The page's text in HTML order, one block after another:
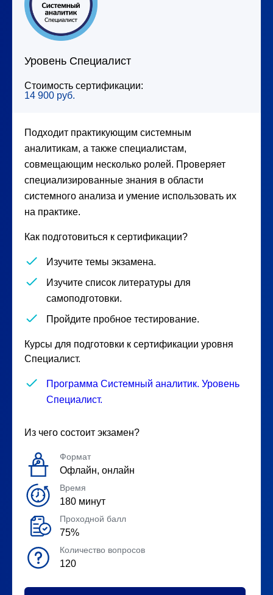
Из чего состоит экзамен?
Формат
Офлайн, онлайн
Время
180 минут
Проходной балл
75%
Количество вопросов
120
Уровень Специалист
Стоимость сертификации:
14 900 руб.
Подходит практикующим системным
аналитикам, а также специалистам,
совмещающим несколько ролей. Проверяет
специализированные знания в области
системного анализа и умение использовать их
на практике.
Как подготовиться к сертификации?
Изучите темы экзамена.
Изучите список литературы для
самоподготовки.
Пройдите пробное тестирование.
Курсы для подготовки к сертификации уровня
Специалист.
Программа Системный аналитик. Уровень
Специалист.